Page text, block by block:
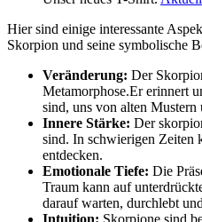
Hier sind⁢ einige⁢ interessante
Skorpion ⁣und seine symbolische
Veränderung: Der
Metamorphose.Er erinnert
⁣sind, uns von‌ alten Mustern
Innere Stärke: Der
sind. In schwierigen Zeiten
⁣entdecken.
Emotionale ‌Tiefe: Die
Traum ‌kann auf​
darauf warten, ⁢durchlebt
Intuition: Skorpione‍ sind